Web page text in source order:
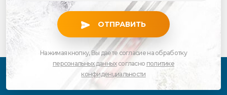
ОТПРАВИТЬ
Нажимая кнопку, Вы даете согласие на обработку
персональных данныхсогласно политике
конфиденциальности